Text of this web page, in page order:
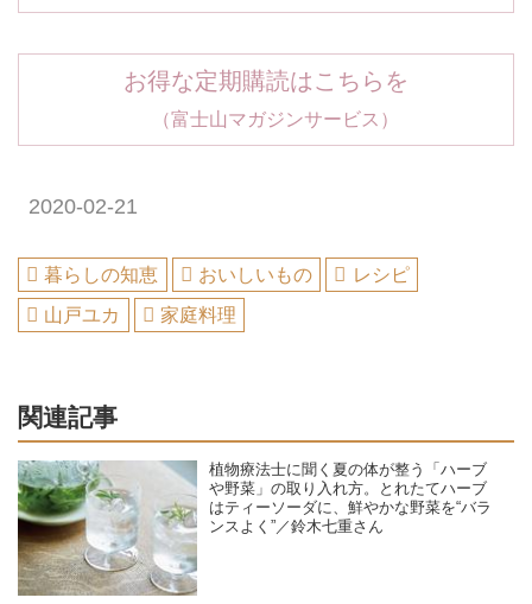
お得な定期購読はこちらを
（富士山マガジンサービス）
2020-02-21
暮らしの知恵 おいしいもの
レシピ
山戸ユカ
家庭料理
関連記事
植物療法士に聞く夏の体が整う「ハーブ
や野菜」の取り入れ方。とれたてハーブ
はティーソーダに、鮮やかな野菜を“バラ
ンスよく”／鈴木七重さん